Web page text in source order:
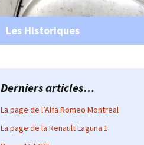
Les Historiques
Derniers articles…
La page de l’Alfa Romeo Montreal
La page de la Renault Laguna 1